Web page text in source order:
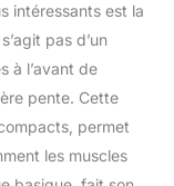
intéressants est la
pas d’un
à l’avant de
pente. Cette
permet
les muscles